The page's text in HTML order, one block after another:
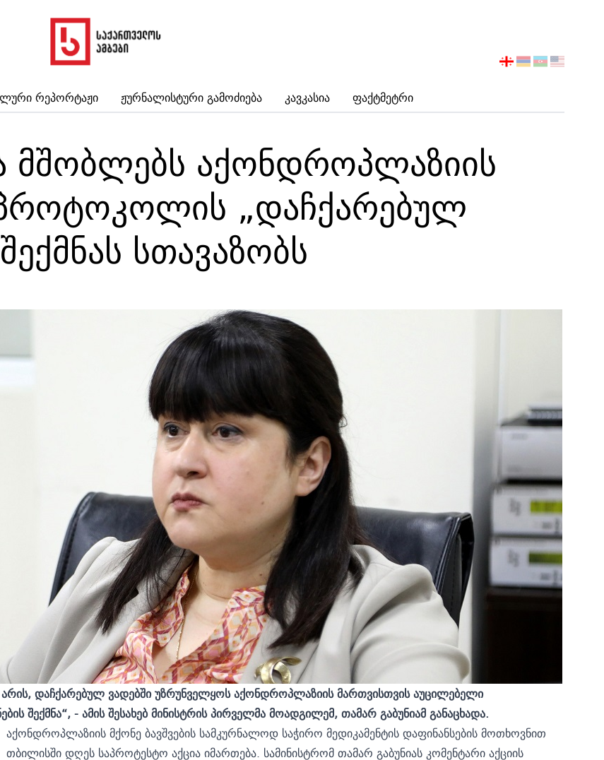
Რეპორტაჟი Ჟურნალისტური Გამოძიება Კავკასია Ფაქტმეტრი
აირჩიეთ
მშობლებს აქონდროპლაზიის
„დაჩქარებულ
სთავაზობს
არის, დაჩქარებულ ვადებში უზრუნველყოს აქონდროპლაზიის მართვისთვის აუცილებელი
შექმნა“, - ამის შესახებ მინისტრის პირველმა მოადგილემ, თამარ გაბუნიამ განაცხადა.
აქონდროპლაზიის მქონე ბავშვების სამკურნალოდ საჭირო მედიკამენტის დაფინანსების მოთხოვნით
თბილისში დღეს საპროტესტო აქცია იმართება. სამინისტრომ თამარ გაბუნიას კომენტარი აქციის